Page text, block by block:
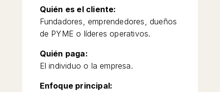
Quién es el cliente:
Fundadores, emprendedores, dueños
de PYME o líderes operativos.
Quién paga:
El individuo o la empresa.
Enfoque principal: